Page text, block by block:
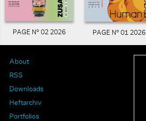
PAGE N° 02 2026 PAGE N° 01 2026
About
RSS
Downloads
Heftarchiv
Portfolios